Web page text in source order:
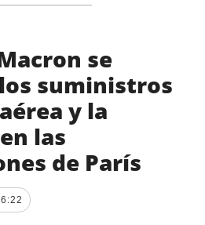
se
suministros
y la
las
de París